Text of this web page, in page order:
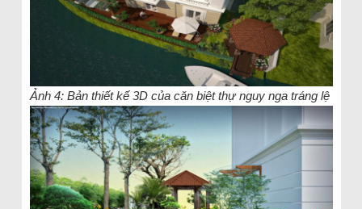
Ảnh 4: Bản thiết kế 3D của căn biệt thự nguy nga tráng lệ